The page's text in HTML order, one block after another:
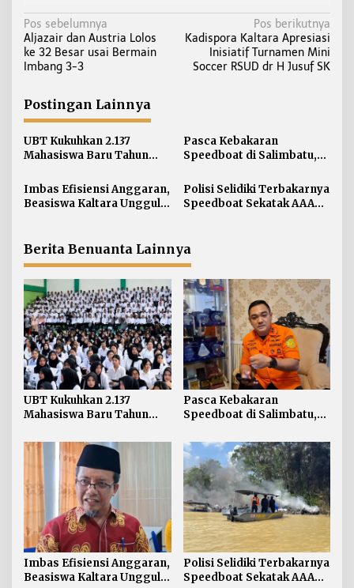
N
a
v
g
a
s
i
o
Pos sebelumnya
Aljazair dan Austria Lolos
ke 32 Besar usai Bermain
Imbang 3-3
Pos berikutnya
Kadispora Kaltara Apresiasi
Inisiatif Turnamen Mini
Soccer RSUD dr H Jusuf SK
Postingan Lainnya
UBT Kukuhkan 2.137
Mahasiswa Baru Tahun
Pasca Kebakaran
Speedboat di Salimbatu,
Pentingnya Standar
Keselamatan
Imbas Efisiensi Anggaran,
Beasiswa Kaltara Unggul
Polisi Selidiki Terbakarnya
Speedboat Sekatak AAA
Berita Benuanta Lainnya
UBT Kukuhkan 2.137
Mahasiswa Baru Tahun
Pasca Kebakaran
Speedboat di Salimbatu,
Pentingnya Standar
Keselamatan
Imbas Efisiensi Anggaran,
Beasiswa Kaltara Unggul
Polisi Selidiki Terbakarnya
Speedboat Sekatak AAA